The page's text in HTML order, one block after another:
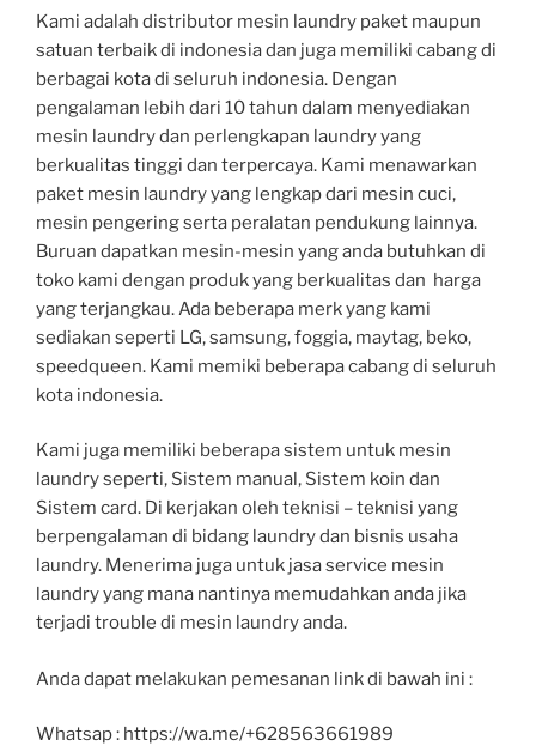
Kami adalah distributor mesin laundry paket maupun
satuan terbaik di indonesia dan juga memiliki cabang di
berbagai kota di seluruh indonesia. Dengan
pengalaman lebih dari 10 tahun dalam menyediakan
mesin laundry dan perlengkapan laundry yang
berkualitas tinggi dan terpercaya. Kami menawarkan
paket mesin laundry yang lengkap dari mesin cuci,
mesin pengering serta peralatan pendukung lainnya.
Buruan dapatkan mesin-mesin yang anda butuhkan di
toko kami dengan produk yang berkualitas dan harga
yang terjangkau. Ada beberapa merk yang kami
sediakan seperti LG, samsung, foggia, maytag, beko,
speedqueen. Kami memiki beberapa cabang di seluruh
kota indonesia.
Kami juga memiliki beberapa sistem untuk mesin
laundry seperti, Sistem manual, Sistem koin dan
Sistem card. Di kerjakan oleh teknisi – teknisi yang
berpengalaman di bidang laundry dan bisnis usaha
laundry. Menerima juga untuk jasa service mesin
laundry yang mana nantinya memudahkan anda jika
terjadi trouble di mesin laundry anda.
Anda dapat melakukan pemesanan link di bawah ini :
Whatsap : https://wa.me/+628563661989